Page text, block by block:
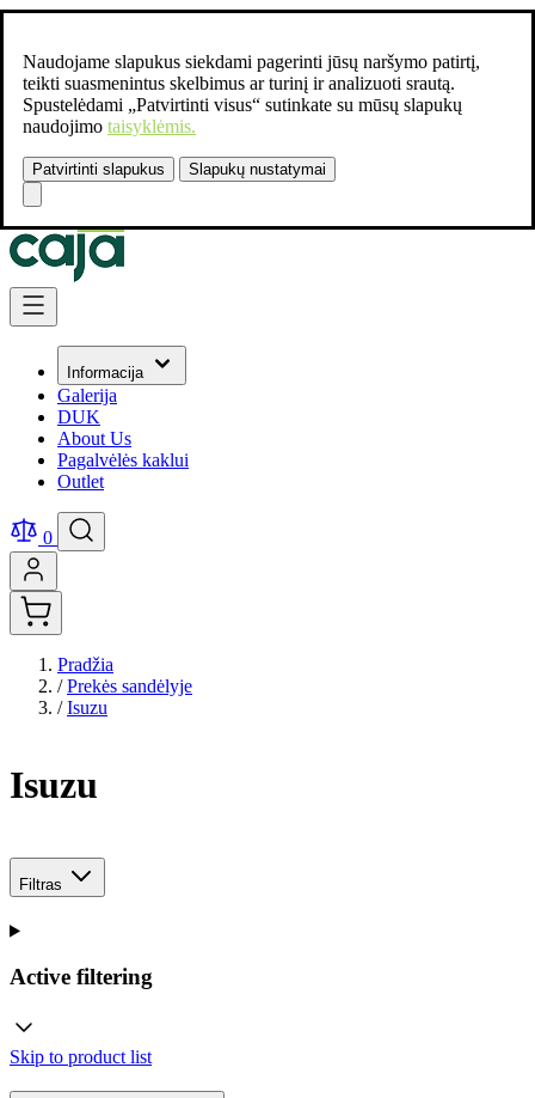
Naudojame slapukus siekdami pagerinti jūsų naršymo patirtį,
teikti suasmenintus skelbimus ar turinį ir analizuoti srautą.
Spustelėdami „Patvirtinti visus“ sutinkate su mūsų slapukų
naudojimo taisyklėmis.
Patvirtinti slapukus Slapukų nustatymai
Susisiekite:
Skip to Content
Informacija
Galerija
DUK
About Us
Pagalvėlės kaklui
Outlet
0
Pradžia
/ Prekės sandėlyje
/ Isuzu
Isuzu
Filtras
Active filtering
Skip to product list